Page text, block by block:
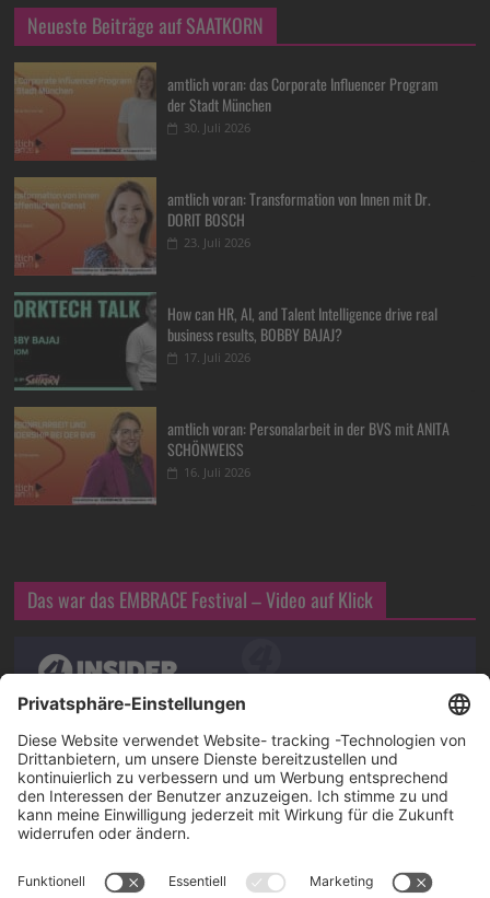
Neueste Beiträge auf SAATKORN
amtlich voran: das Corporate Influencer Program
der Stadt München
30. Juli 2026
amtlich voran: Transformation von Innen mit Dr.
DORIT BOSCH
23. Juli 2026
How can HR, AI, and Talent Intelligence drive real
business results, BOBBY BAJAJ?
17. Juli 2026
amtlich voran: Personalarbeit in der BVS mit ANITA
SCHÖNWEISS
16. Juli 2026
Das war das EMBRACE Festival – Video auf Klick